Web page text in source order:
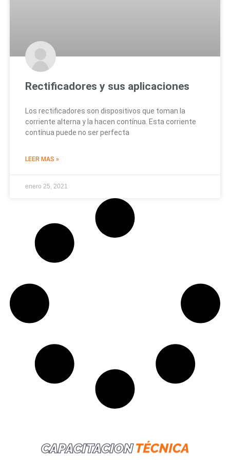
Rectificadores y sus aplicaciones
Los rectificadores son dispositivos que toman la
corriente alterna y la hacen contínua. Esta corriente
contínua puede no ser perfecta
LEER MAS »
enero 25, 2021